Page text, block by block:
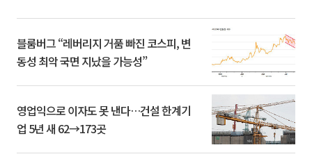
블룸버그 “레버리지 거품 빠진 코스피, 변
동성 최악 국면 지났을 가능성”
영업익으로 이자도 못 낸다…건설 한계기
업 5년 새 62→173곳